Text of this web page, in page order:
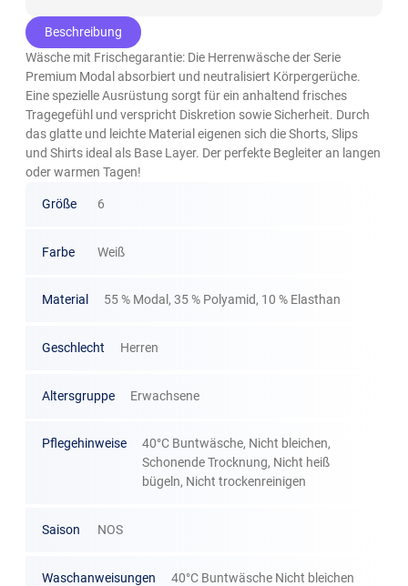
Beschreibung
Wäsche mit Frischegarantie: Die Herrenwäsche der Serie
Premium Modal absorbiert und neutralisiert Körpergerüche.
Eine spezielle Ausrüstung sorgt für ein anhaltend frisches
Tragegefühl und verspricht Diskretion sowie Sicherheit. Durch
das glatte und leichte Material eigenen sich die Shorts, Slips
und Shirts ideal als Base Layer. Der perfekte Begleiter an langen
oder warmen Tagen!
Größe 6
Farbe Weiß
Material 55 % Modal, 35 % Polyamid, 10 % Elasthan
Geschlecht Herren
Altersgruppe Erwachsene
Pflegehinweise
40°C Buntwäsche, Nicht bleichen,
Schonende Trocknung, Nicht heiß
bügeln, Nicht trockenreinigen
Saison NOS
Waschanweisungen
40°C Buntwäsche Nicht bleichen